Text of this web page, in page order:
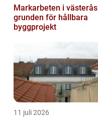
Markarbeten i västerås
grunden för hållbara
byggprojekt
11 juli 2026